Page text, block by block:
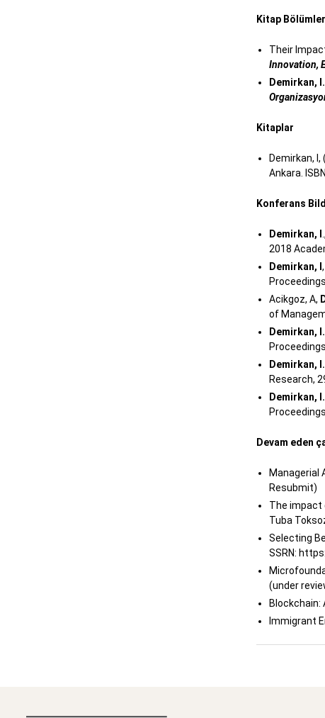
Kitap
Their
Innovation,
Demirkan, I.
Kitaplar
Demirkan, I,
Ankara.
Konferans
Demirkan, I
2018
Demirkan, I
Acikgoz, A,
of
Demirkan, I.
Demirkan,
Research,
Demirkan, I.
Devam eden
Managerial
Resubmit)
The impact
Tuba
Selecting
SSRN:
(under
Blockchain:
Immigrant